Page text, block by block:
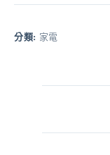
分類: 家電